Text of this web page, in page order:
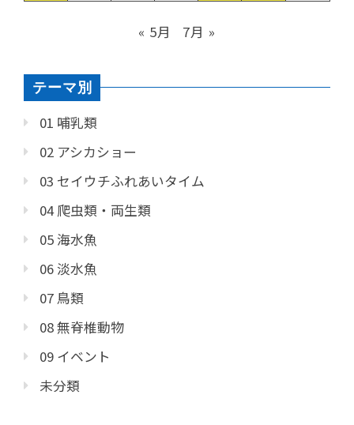
« 5月 7月 »
テーマ別
01 哺乳類
02 アシカショー
03 セイウチふれあいタイム
04 爬虫類・両生類
05 海水魚
06 淡水魚
07 鳥類
08 無脊椎動物
09 イベント
未分類